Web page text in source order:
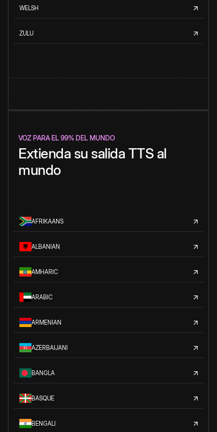
WELSH
ZULU
VOZ PARA EL 99% DEL MUNDO
Extienda su salida TTS al
mundo
AFRIKAANS
ALBANIAN
AMHARIC
ARABIC
ARMENIAN
AZERBAIJANI
BANGLA
BASQUE
BENGALI